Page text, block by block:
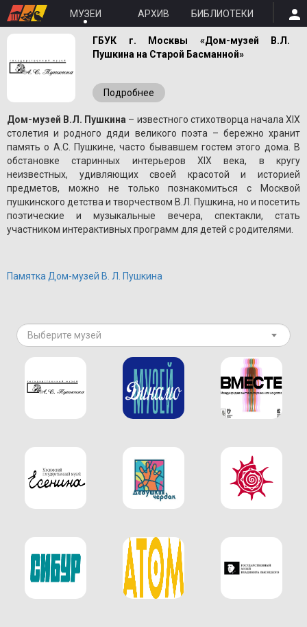
МУЗЕИ АРХИВ БИБЛИОТЕКИ
ГБУК г. Москвы «Дом-музей В.Л.
Пушкина на Старой Басманной»
Подробнее
Дом-музей В.Л. Пушкина – известного стихотворца начала XIX
столетия и родного дяди великого поэта – бережно хранит
память о A.С. Пушкине, часто бывавшем гостем этого дома. В
обстановке старинных интерьеров XIX века, в кругу
неизвестных, удивляющих своей красотой и историей
предметов, можно не только познакомиться с Москвой
пушкинского детства и творчеством В.Л. Пушкина, но и посетить
поэтические и музыкальные вечера, спектакли, стать
участником интерактивных программ для детей с родителями.
Памятка Дом-музей В. Л. Пушкина
Выберите музей